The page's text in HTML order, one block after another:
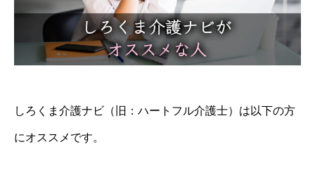
しろくま介護ナビ（旧：ハートフル介護士）は以下の方
にオススメです。